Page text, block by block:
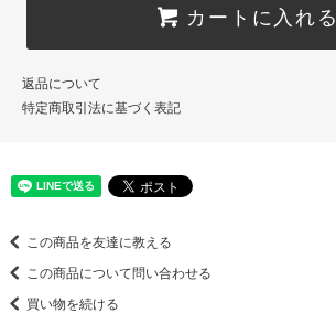
カートに入れる
返品について
特定商取引法に基づく表記
この商品を友達に教える
この商品について問い合わせる
買い物を続ける